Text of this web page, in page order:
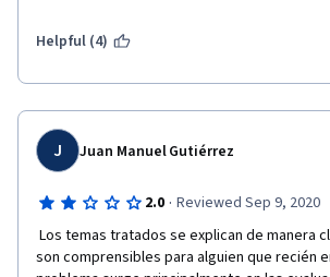
Helpful (4)
J Juan Manuel Gutiérrez
2.0 · Reviewed Sep 9, 2020
son comprensibles para alguien que recién